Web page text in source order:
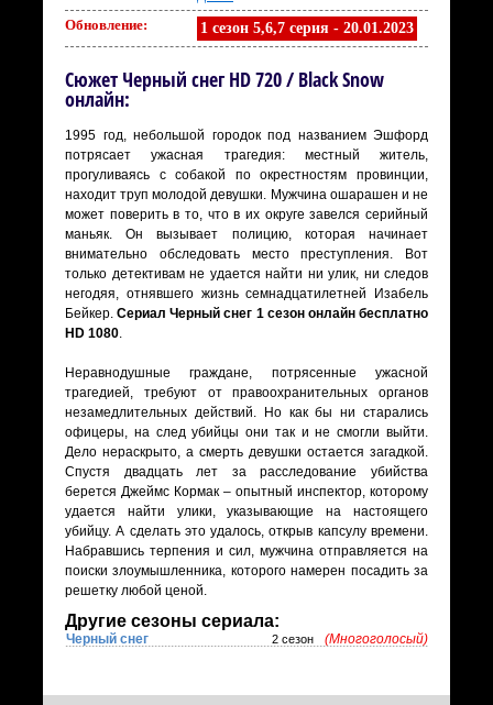
Обновление: 1 сезон 5,6,7 серия - 20.01.2023
Сюжет Черный снег HD 720 / Black Snow
онлайн:
1995 год, небольшой городок под названием Эшфорд
потрясает ужасная трагедия: местный житель,
прогуливаясь с собакой по окрестностям провинции,
находит труп молодой девушки. Мужчина ошарашен и не
может поверить в то, что в их округе завелся серийный
маньяк. Он вызывает полицию, которая начинает
внимательно обследовать место преступления. Вот
только детективам не удается найти ни улик, ни следов
негодяя, отнявшего жизнь семнадцатилетней Изабель
Бейкер.Сериал Черный снег 1 сезон онлайн бесплатно
HD 1080.
Неравнодушные граждане, потрясенные ужасной
трагедией, требуют от правоохранительных органов
незамедлительных действий. Но как бы ни старались
офицеры, на след убийцы они так и не смогли выйти.
Дело нераскрыто, а смерть девушки остается загадкой.
Спустя двадцать лет за расследование убийства
берется Джеймс Кормак – опытный инспектор, которому
удается найти улики, указывающие на настоящего
убийцу. А сделать это удалось, открыв капсулу времени.
Набравшись терпения и сил, мужчина отправляется на
поиски злоумышленника, которого намерен посадить за
решетку любой ценой.
Другие сезоны сериала:
Черный снег 2 сезон (Многоголосый)